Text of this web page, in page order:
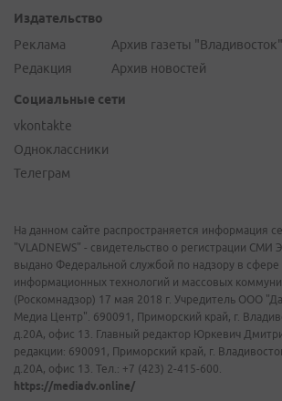
Издательство
Реклама
Редакция
Архив газеты "Владивосток"
Архив новостей
Социальные сети
vkontakte
Одноклассники
Телеграм
На данном сайте распространяется информация
"VLADNEWS" - свидетельство о регистрации
выдано Федеральной службой по надзору в сфере
информационных технологий и массовых
(Роскомнадзор) 17 мая 2018 г. Учредитель ООО
Медиа Центр". 690091, Приморский край, г.
д.20А, офис 13. Главный редактор Юркевич
редакции: 690091, Приморский край, г.
д.20А, офис 13. Тел.: +7 (423) 2-415-600.
https://mediadv.online/